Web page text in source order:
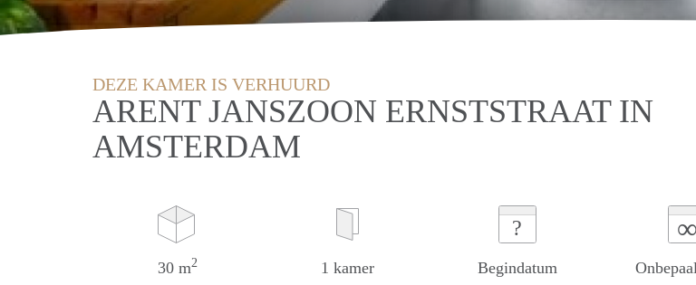
DEZE KAMER IS VERHUURD
ARENT JANSZOON ERNSTSTRAAT IN
AMSTERDAM
30 m2 1 kamer
?
Begindatum
∞